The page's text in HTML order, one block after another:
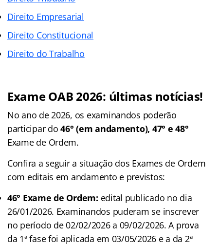
Direito Empresarial
Direito Constitucional
Direito do Trabalho
Exame OAB 2026: últimas notícias!
No ano de 2026, os examinandos poderão
participar do46° (em andamento), 47° e 48°
Exame de Ordem.
Confira a seguir a situação dos Exames de Ordem
com editais em andamento e previstos:
46° Exame de Ordem: edital publicado no dia
26/01/2026. Examinandos puderam se inscrever
no período de 02/02/2026 a 09/02/2026. A prova
da 1ª fase foi aplicada em 03/05/2026 e a da 2ª